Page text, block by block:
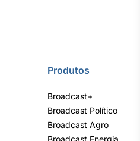
Produtos
Broadcast+
Broadcast Político
Broadcast Agro
Broadcast Energia